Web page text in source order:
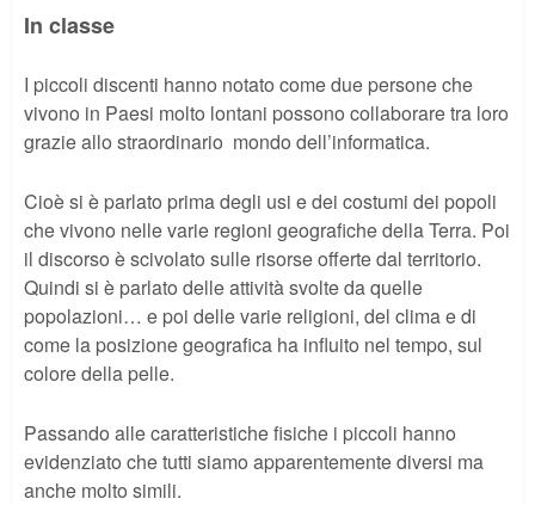
In classe
I piccoli discenti hanno notato come due persone che
vivono in Paesi molto lontani possono collaborare tra loro
grazie allo straordinario mondo dell’informatica.
Cioè si è parlato prima degli usi e dei costumi dei popoli
che vivono nelle varie regioni geografiche della Terra. Poi
il discorso è scivolato sulle risorse offerte dal territorio.
Quindi si è parlato delle attività svolte da quelle
popolazioni… e poi delle varie religioni, del clima e di
come la posizione geografica ha influito nel tempo, sul
colore della pelle.
Passando alle caratteristiche fisiche i piccoli hanno
evidenziato che tutti siamo apparentemente diversi ma
anche molto simili.